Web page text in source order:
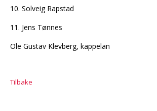
10. Solveig Rapstad
11. Jens Tønnes
Ole Gustav Klevberg, kappelan
Tilbake